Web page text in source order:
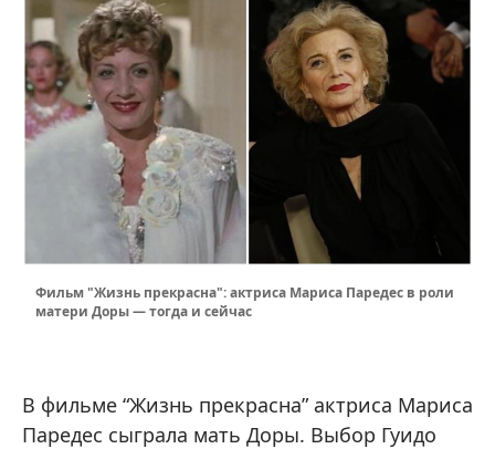
Фильм "Жизнь прекрасна": актриса Мариса Паредес в роли
матери Доры — тогда и сейчас
В фильме “Жизнь прекрасна” актриса Мариса
Паредес сыграла мать Доры. Выбор Гуидо